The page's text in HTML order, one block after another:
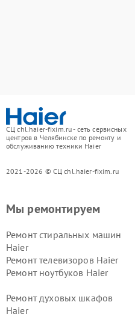
СЦ chl.haier-fixim.ru - сеть сервисных
центров в Челябинске по ремонту и
обслуживанию техники Haier
2021-2026 © СЦ chl.haier-fixim.ru
Мы ремонтируем
Ремонт стиральных машин
Haier
Ремонт телевизоров Haier
Ремонт ноутбуков Haier
Ремонт духовых шкафов
Haier